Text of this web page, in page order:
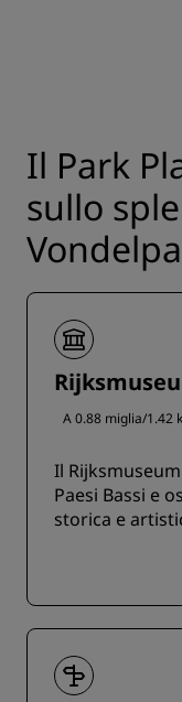
Il Park
sullo
A 0.88 miglia/1.42
Il
Paesi Bassi e
storica e